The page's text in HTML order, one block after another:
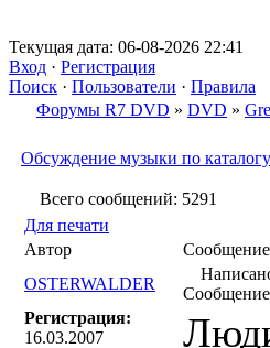
Текущая дата: 06-08-2026 22:41
Вход · Регистрация
Поиск · Пользователи · Правила
Форумы R7 DVD » DVD »
Обсуждение музыки по
Всего сообщений: 5291
Для печати
Автор
Сообщение
OSTERWALDER
Сообщение
Регистрация:
16.03.2007